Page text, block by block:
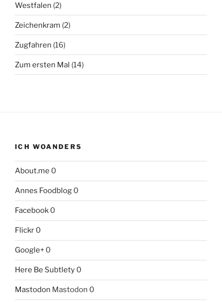
Westfalen (2)
Zeichenkram (2)
Zugfahren (16)
Zum ersten Mal (14)
ICH WOANDERS
About.me 0
Annes Foodblog 0
Facebook 0
Flickr 0
Google+ 0
Here Be Subtlety 0
Mastodon Mastodon 0